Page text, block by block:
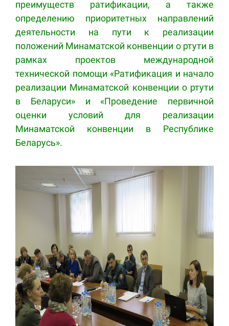
преимуществ ратификации, а также
определению приоритетных направлений
деятельности на пути к реализации
положений Минаматской конвенции о ртути в
рамках проектов международной
технической помощи «Ратификация и начало
реализации Минаматской конвенции о ртути
в Беларуси» и «Проведение первичной
оценки условий для реализации
Минаматской конвенции в Республике
Беларусь».